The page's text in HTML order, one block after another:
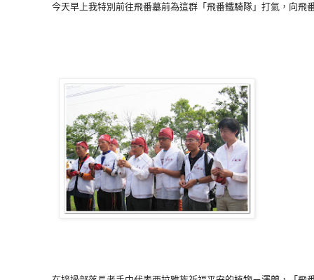
今天早上我特別前往飛番墓前為這群「飛番鐵騎隊」打氣，向飛